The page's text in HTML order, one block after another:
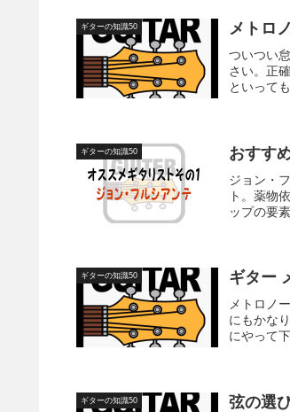
ギターの知識50 メトロ
ついつい
さい。正
といって
ギターの知識50 おすす
ジョン・
ト。薬物
ップの要
ギターの知識50 ギター
メトロノ
にもかな
にやって
ギターの知識50 弦の選